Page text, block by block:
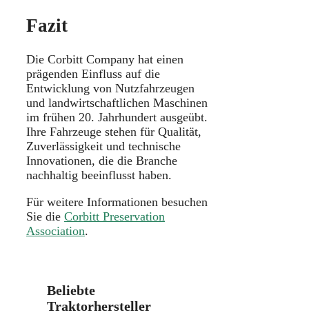
Fazit
Die Corbitt Company hat einen
prägenden Einfluss auf die
Entwicklung von Nutzfahrzeugen
und landwirtschaftlichen Maschinen
im frühen 20. Jahrhundert ausgeübt.
Ihre Fahrzeuge stehen für Qualität,
Zuverlässigkeit und technische
Innovationen, die die Branche
nachhaltig beeinflusst haben.
Für weitere Informationen besuchen
Sie die Corbitt Preservation
Association.
Beliebte
Traktorhersteller